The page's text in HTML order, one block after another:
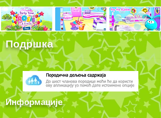
Подршка
Информације